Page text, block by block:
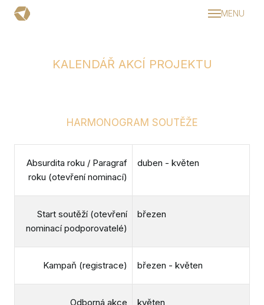
MENU
roku
KALENDÁŘ AKCÍ PROJEKTU
HARMONOGRAM SOUTĚŽE
Absurdita roku / Paragraf
roku (otevření nominací)
duben - květen
Start soutěží (otevření
nominací podporovatelé)
březen
Kampaň (registrace) březen - květen
Odborná akce květen